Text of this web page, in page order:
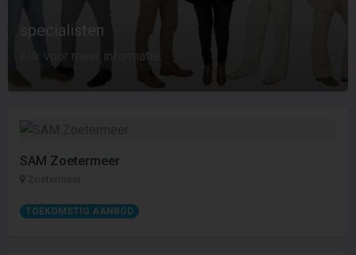
specialisten
Klik voor meer informatie.
SAM Zoetermeer
Zoetermeer
TOEKOMSTIG AANBOD